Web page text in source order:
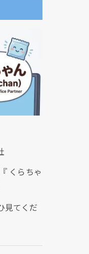
くらちゃ
見てくだ